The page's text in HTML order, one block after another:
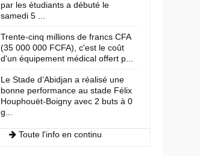
par les étudiants a débuté le
samedi 5 ...
Trente-cinq millions de francs CFA
(35 000 000 FCFA), c'est le coût
d'un équipement médical offert p...
Le Stade d’Abidjan a réalisé une
bonne performance au stade Félix
Houphouët-Boigny avec 2 buts à 0
g...
Toute l'info en continu